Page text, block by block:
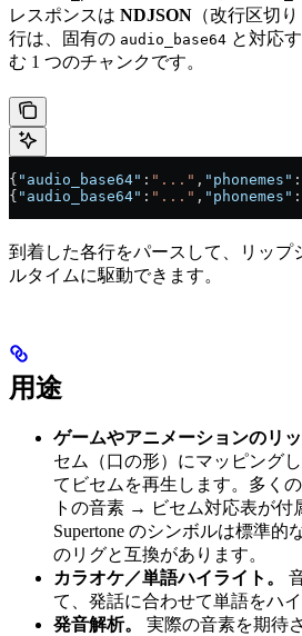
レスポンスは NDJSON （改行区切
行は、固有の audio_base64 と対応
む 1 つのチャンクです。
{ "audio_base64" : "..." , "phonemes"
{ "audio_base64" : "..." , "phonemes"
到着した各行をパースして、リップ
ルタイムに駆動できます。
用途
ゲームやアニメーションのリッ
セム（口の形）にマッピング
てビセムを再生します。多く
トの音素 → ビセム対応表が
Supertone のシンボルは標準的
のリグと互換があります。
カラオケ／単語ハイライト。
て、発話に合わせて単語をハ
発音解析。
実際の音素を期待